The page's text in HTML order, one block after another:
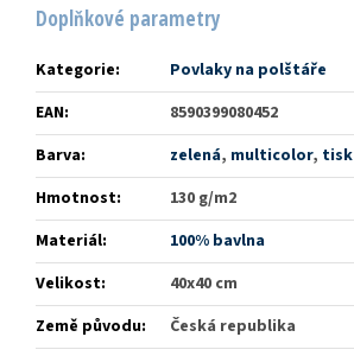
Doplňkové parametry
Kategorie:
Povlaky na polštáře
EAN:
8590399080452
Barva: zelená, multicolor, tisk
Hmotnost:
130 g/m2
Materiál:
100% bavlna
Velikost:
40x40 cm
Země původu:
Česká republika